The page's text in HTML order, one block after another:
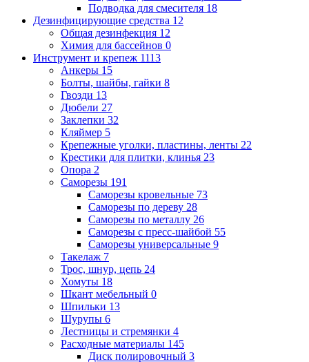
Подводка для смесителя 18
Дезинфицирующие средства 12
Общая дезинфекция 12
Химия для бассейнов 0
Инструмент и крепеж 1113
Анкеры 15
Болты, шайбы, гайки 8
Гвозди 13
Дюбели 27
Заклепки 32
Кляймер 5
Крепежные уголки, пластины, ленты 22
Крестики для плитки, клинья 23
Опора 2
Саморезы 191
Саморезы кровельные 73
Саморезы по дереву 28
Саморезы по металлу 26
Саморезы с пресс-шайбой 55
Саморезы универсальные 9
Такелаж 7
Трос, шнур, цепь 24
Хомуты 18
Шкант мебельный 0
Шпильки 13
Шурупы 6
Лестницы и стремянки 4
Расходные материалы 145
Диск полировочный 3